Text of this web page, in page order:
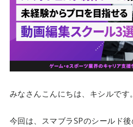
みなさんこんにちは、キシルです。
今回は、スマブラSPのシールド